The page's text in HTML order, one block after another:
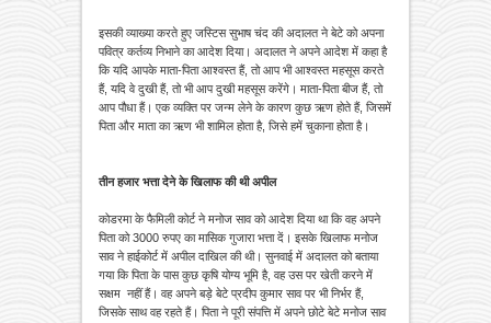
इसकी व्याख्या करते हुए जस्टिस सुभाष चंद की अदालत ने बेटे को अपना
पवित्र कर्तव्य निभाने का आदेश दिया। अदालत ने अपने आदेश में कहा है
कि यदि आपके माता-पिता आश्वस्त हैं, तो आप भी आश्वस्त महसूस करते
हैं, यदि वे दुखी हैं, तो भी आप दुखी महसूस करेंगे। माता-पिता बीज हैं, तो
आप पौधा हैं। एक व्यक्ति पर जन्म लेने के कारण कुछ ऋण होते हैं, जिसमें
पिता और माता का ऋण भी शामिल होता है, जिसे हमें चुकाना होता है।
तीन हजार भत्ता देने के खिलाफ की थी अपील
कोडरमा के फैमिली कोर्ट ने मनोज साव को आदेश दिया था कि वह अपने
पिता को 3000 रुपए का मासिक गुजारा भत्ता दें। इसके खिलाफ मनोज
साव ने हाईकोर्ट में अपील दाखिल की थी। सुनवाई में अदालत को बताया
गया कि पिता के पास कुछ कृषि योग्य भूमि है, वह उस पर खेती करने में
सक्षम नहीं हैं। वह अपने बड़े बेटे प्रदीप कुमार साव पर भी निर्भर हैं,
जिसके साथ वह रहते हैं। पिता ने पूरी संपत्ति में अपने छोटे बेटे मनोज साव